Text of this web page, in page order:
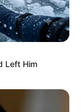
Left Him